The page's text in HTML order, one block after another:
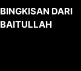
BINGKISAN DARI
BAITULLAH